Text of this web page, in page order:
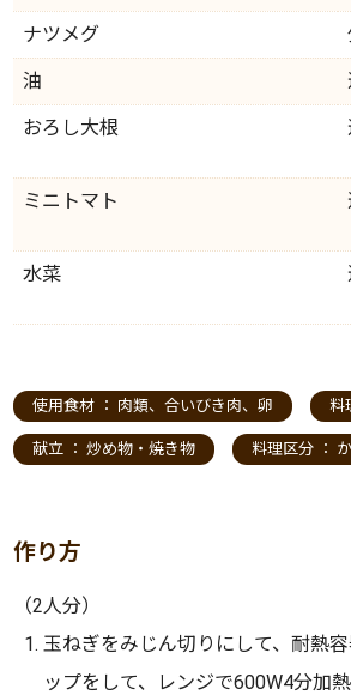
ナツメグ
油
おろし大根
ミニトマト
水菜
使用食材 ： 肉類、合いびき肉、卵 料
献立 ：炒め物・焼き物 料理区分 ：
作り方
（2人分）
玉ねぎをみじん切りにして、耐熱
ップをして、レンジで600W4分加熱